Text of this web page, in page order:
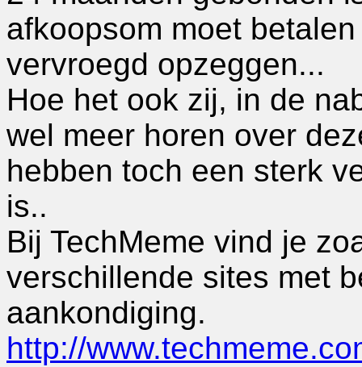
afkoopsom moet
vervroegd opzeggen...
Hoe het ook zij, in de
wel meer horen over
hebben toch een sterk
is..
Bij TechMeme vind je
verschillende sites met
aankondiging.
http://